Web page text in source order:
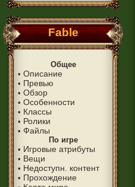
Fable
Общее
• Описание
• Превью
• Обзор
• Особенности
• Классы
• Ролики
• Файлы
По игре
• Игровые атрибуты
• Вещи
• Недоступн. контент
• Прохождение